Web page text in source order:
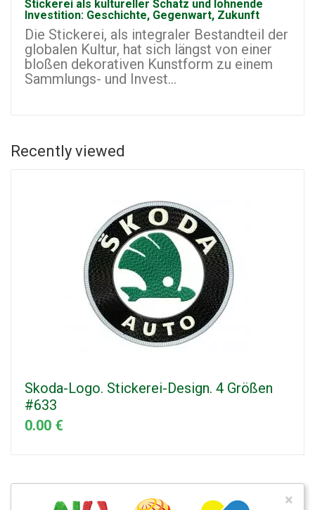
Stickerei als kultureller Schatz und lohnende
Investition: Geschichte, Gegenwart, Zukunft
Die Stickerei, als integraler Bestandteil der
globalen Kultur, hat sich längst von einer
bloßen dekorativen Kunstform zu einem
Sammlungs- und Invest...
Recently viewed
Skoda-Logo. Stickerei-Design. 4 Größen
#633
0.00 €
×